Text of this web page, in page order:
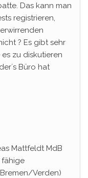
Das kann man
registrieren,
? Es gibt sehr
zu diskutieren
Büro hat
Mattfeldt MdB
fähige
Verden)